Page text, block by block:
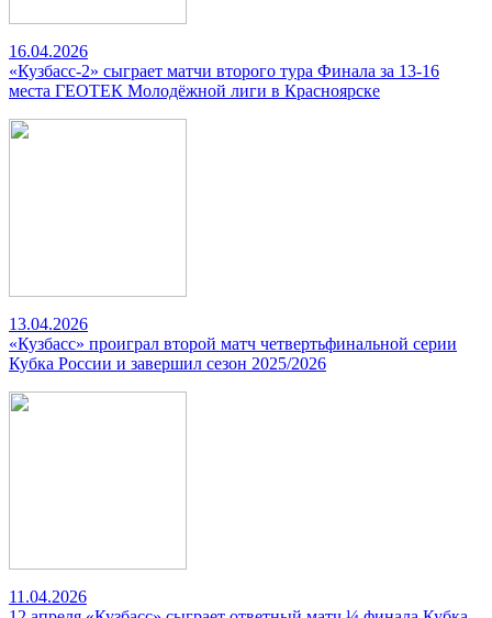
16.04.2026
«Кузбасс-2» сыграет матчи второго тура Финала за 13-16
места ГЕОТЕК Молодёжной лиги в Красноярске
13.04.2026
«Кузбасс» проиграл второй матч четвертьфинальной серии
Кубка России и завершил сезон 2025/2026
11.04.2026